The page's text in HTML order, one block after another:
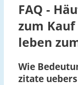
FAQ -
zum
leben
Wie
zitate